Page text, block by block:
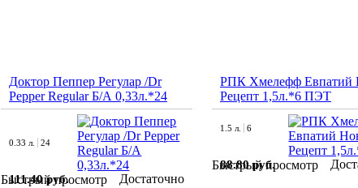
Доктор Пеппер Регулар /Dr
Pepper Regular Б/А 0,33л.*24
Быстрый просмотр
0.33 л. 24
111.40 руб. Достаточно
РПК Хмелефф Евпатий
Рецепт 1,5л.*6 ПЭТ
Быстрый просмотр
1.5 л. 6
88.80 руб.